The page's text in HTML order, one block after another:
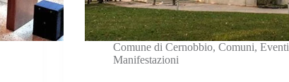
Comune di Cernobbio,Comuni,Eventi
Manifestazioni